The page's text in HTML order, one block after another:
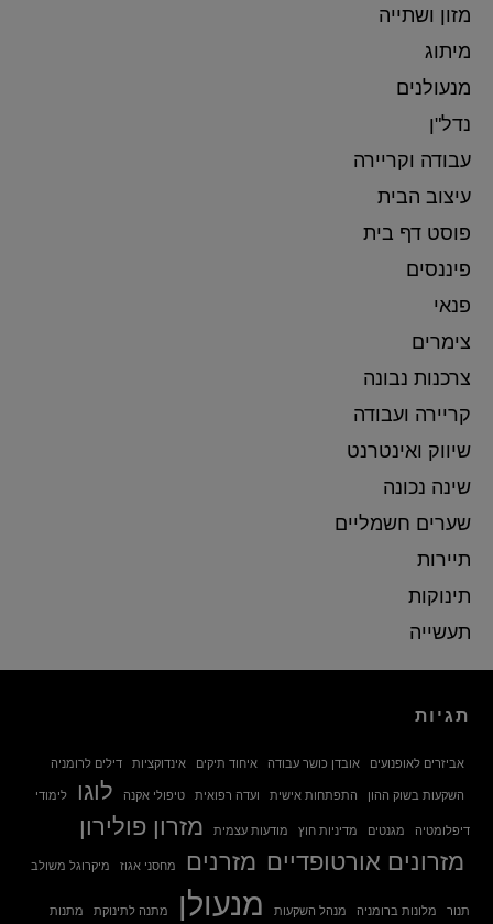
מזון ושתייה
מיתוג
מנעולנים
נדל"ן
עבודה וקריירה
עיצוב הבית
פוסט דף בית
פיננסים
פנאי
צימרים
צרכנות נבונה
קריירה ועבודה
שיווק ואינטרנט
שינה נכונה
שערים חשמליים
תיירות
תינוקות
תעשייה
תגיות
אביזרים לאופנועים אובדן כושר עבודה איחוד תיקים אינדוקציות דילים לרומניה
השקעות בשוק ההון התפתחות אישית ועדה רפואית טיפולי אקנה לוגו לימודי
דיפלומטיה מגנטים מדיניות חוץ מודעות עצמית
מזרון פולירון
מזרונים אורטופדיים מזרנים מחסני אגוז מיקרוגל משולב
תנור מלונות ברומניה מנהל השקעות מנעולן מתנה לתינוקת מתנות